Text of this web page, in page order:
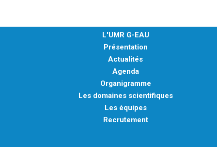
L'UMR G-EAU
Présentation
Actualités
Agenda
Organigramme
Les domaines scientifiques
Les équipes
Recrutement